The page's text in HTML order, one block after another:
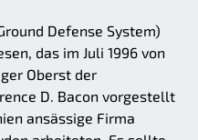
Defense System)
das im Juli 1996 von
Oberst der
D. Bacon vorgestellt
ansässige Firma